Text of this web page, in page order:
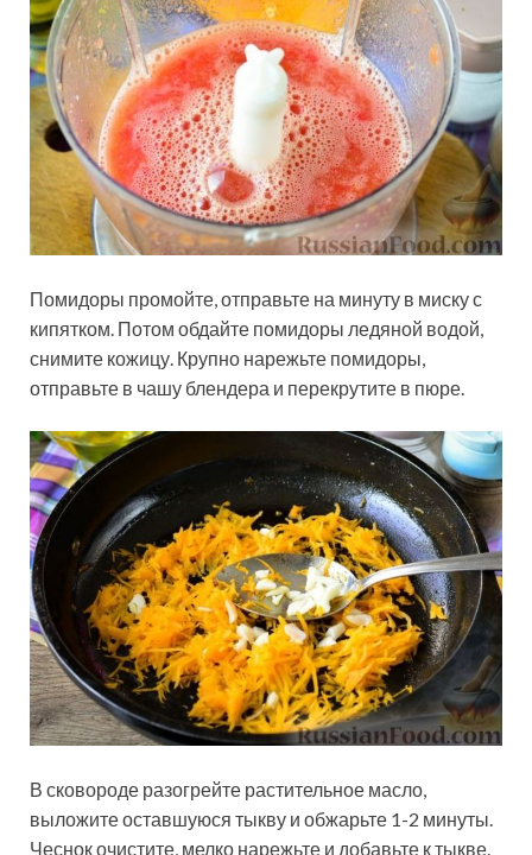
Помидоры промойте, отправьте на минуту в миску с
кипятком. Потом обдайте помидоры ледяной водой,
снимите кожицу. Крупно нарежьте помидоры,
отправьте в чашу блендера и перекрутите в пюре.
В сковороде разогрейте растительное масло,
выложите оставшуюся тыкву и обжарьте 1-2 минуты.
Чеснок очистите, мелко нарежьте и добавьте к тыкве.